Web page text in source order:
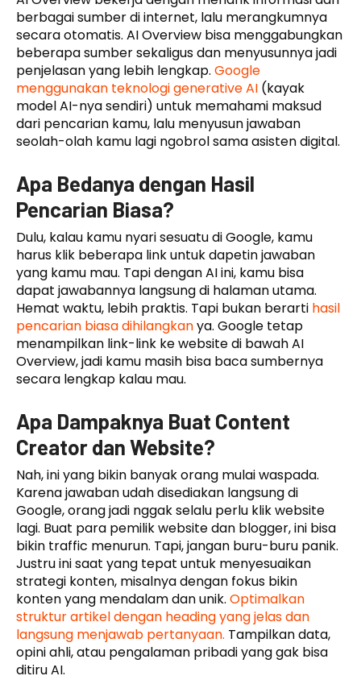
berbagai sumber di internet, lalu merangkumnya
secara otomatis. AI Overview bisa menggabungkan
beberapa sumber sekaligus dan menyusunnya jadi
penjelasan yang lebih lengkap. Google
menggunakan teknologi generative AI (kayak
model AI-nya sendiri) untuk memahami maksud
dari pencarian kamu, lalu menyusun jawaban
seolah-olah kamu lagi ngobrol sama asisten digital.
Apa Bedanya dengan Hasil
Pencarian Biasa?
Dulu, kalau kamu nyari sesuatu di Google, kamu
harus klik beberapa link untuk dapetin jawaban
yang kamu mau. Tapi dengan AI ini, kamu bisa
dapat jawabannya langsung di halaman utama.
Hemat waktu, lebih praktis. Tapi bukan berarti hasil
pencarian biasa dihilangkanya. Google tetap
menampilkan link-link ke website di bawah AI
Overview, jadi kamu masih bisa baca sumbernya
secara lengkap kalau mau.
Apa Dampaknya Buat Content
Creator dan Website?
Nah, ini yang bikin banyak orang mulai waspada.
Karena jawaban udah disediakan langsung di
Google, orang jadi nggak selalu perlu klik website
lagi. Buat para pemilik website dan blogger, ini bisa
bikin traffic menurun. Tapi, jangan buru-buru panik.
Justru ini saat yang tepat untuk menyesuaikan
strategi konten, misalnya dengan fokus bikin
konten yang mendalam dan unik. Optimalkan
struktur artikel dengan heading yang jelas dan
langsung menjawab pertanyaan. Tampilkan data,
opini ahli, atau pengalaman pribadi yang gak bisa
ditiru AI.